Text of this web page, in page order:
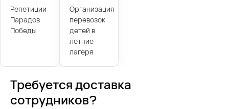
Репетиции
Парадов
Победы
Организация
перевозок
детей в
летние
лагеря
Требуется доставка
сотрудников?